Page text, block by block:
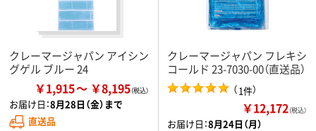
クレーマージャパン アイシン
グゲル ブルー 24
￥1,915 ￥8,195
お届け日：8月28日（金）まで
直送品
クレーマージャパン フレキシ
コールド 23-7030-00（直送品）
（1件）
￥12,172（税込）
お届け日：8月24日（月）